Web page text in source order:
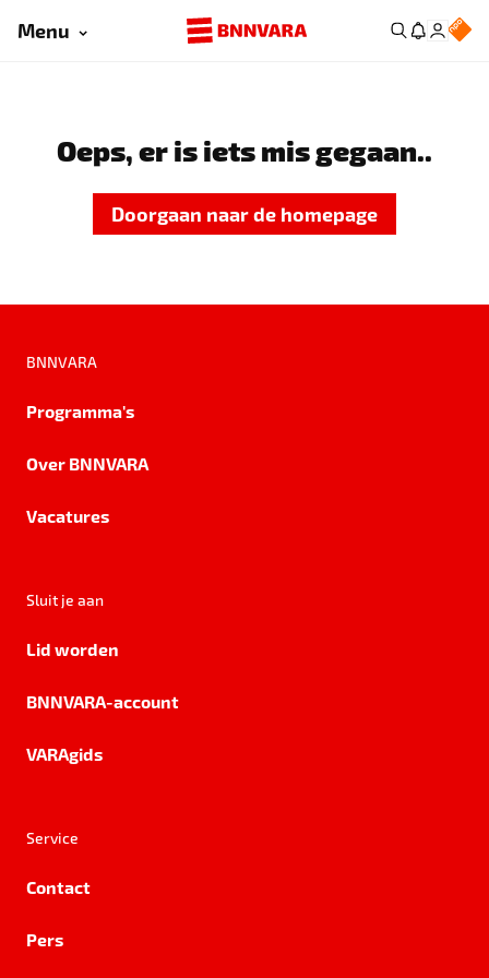
Menu
Oeps, er is iets mis gegaan..
Doorgaan naar de homepage
BNNVARA
Programma's
Over BNNVARA
Vacatures
Sluit je aan
Lid worden
BNNVARA-account
VARAgids
Service
Contact
Pers